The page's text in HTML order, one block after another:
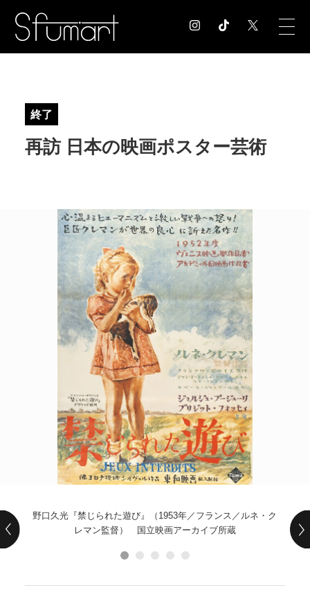
EXHIBITION 展覧会情報
NEWS お知らせ
CONTACT お問合せ
POLICY COMPANY
終了
再訪 日本の映画ポスター芸術
野口久光『禁じられた遊び』（1953年／フランス／ルネ・ク
レマン監督） 国立映画アーカイブ所蔵